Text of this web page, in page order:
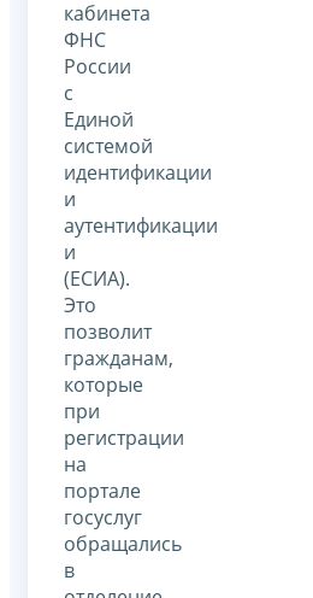
кабинета
ФНС
России
с
Единой
системой
идентификации
и
аутентификации
и
(ЕСИА).
Это
позволит
гражданам,
которые
при
регистрации
на
портале
госуслуг
обращались
в